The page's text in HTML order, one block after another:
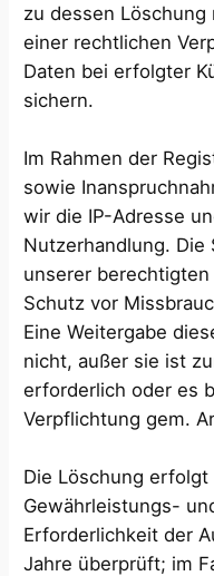
zu dessen
einer rechtlichen
Daten bei erfolgter
sichern.
Im Rahmen der
sowie
wir die IP-Adresse
Nutzerhandlung.
unserer
Schutz vor
Eine Weitergabe
nicht, außer sie ist
erforderlich oder es
Verpflichtung gem.
Die Löschung
Gewährleistungs-
Erforderlichkeit der
Jahre überprüft; im